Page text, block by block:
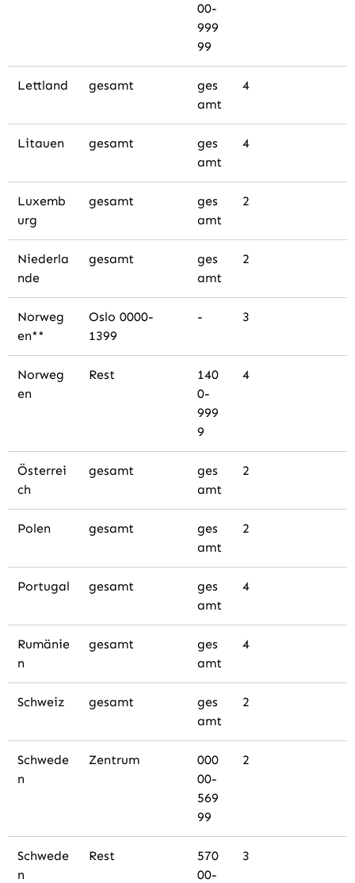
00-
999
99
Lettland gesamt
ges
amt
4
Litauen gesamt
ges
amt
4
Luxemb
urg
gesamt
ges
amt
2
Niederla
nde
gesamt
ges
amt
2
Norweg
en**
Oslo 0000-
1399
- 3
Norweg
en
Rest
140
0-
999
9
4
Österrei
ch
gesamt
ges
amt
2
Polen gesamt
ges
amt
2
Portugal gesamt
ges
amt
4
Rumänie
n
gesamt
ges
amt
4
Schweiz gesamt
ges
amt
2
Schwede
n
Zentrum
000
00-
569
99
2
Schwede
n
Rest
570
00-
3